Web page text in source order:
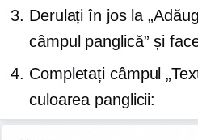
Derulați în jos la
câmpul panglică” și
Completați câmpul
culoarea panglicii: